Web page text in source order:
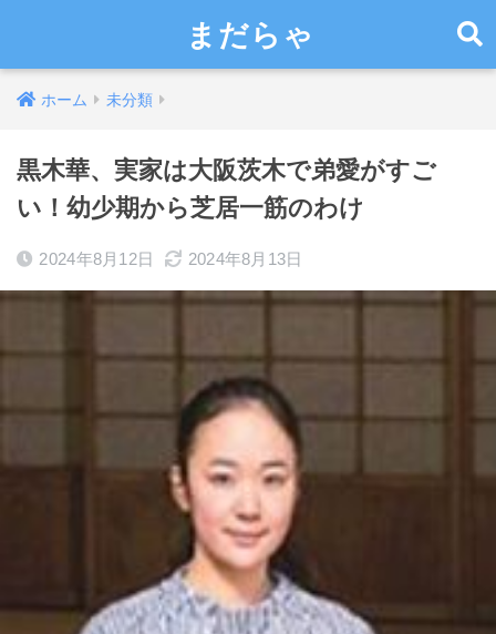
まだらゃ
ホーム 未分類
黒木華、実家は大阪茨木で弟愛がすご
い！幼少期から芝居一筋のわけ
2024年8月12日 2024年8月13日